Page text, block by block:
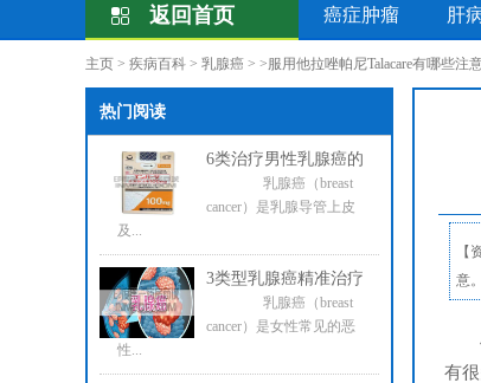
孟加拉BEACON碧康制药公司产品价格
奈
SORAFENAT印度索拉非尼Sorafenib（多
吉美
返回首页 癌症肿瘤 肝
主页 > 疾病百科 > 乳腺癌 > >服用他拉唑帕尼Talacare有哪些注
热门阅读
6类治疗男性乳腺癌的
乳腺癌（breast
cancer）是乳腺导管上皮
及...
3类型乳腺癌精准治疗
乳腺癌（breast
cancer）是女性常见的恶
性...
【
意。
有